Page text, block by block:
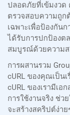
ปลอดภัยที่เข้มงวด
ตรวจสอบความถูก
เฉพาะเพื่อป้องกัน
ได้รับการปกป้องต
สมบูรณ์ด้วยความ
การผสานรวม
cURL ของคุณเป็นเ
cURL ของเรามีเ
การใช้งานจริง ช่ว
จะสร้างสคริปต์ง่า